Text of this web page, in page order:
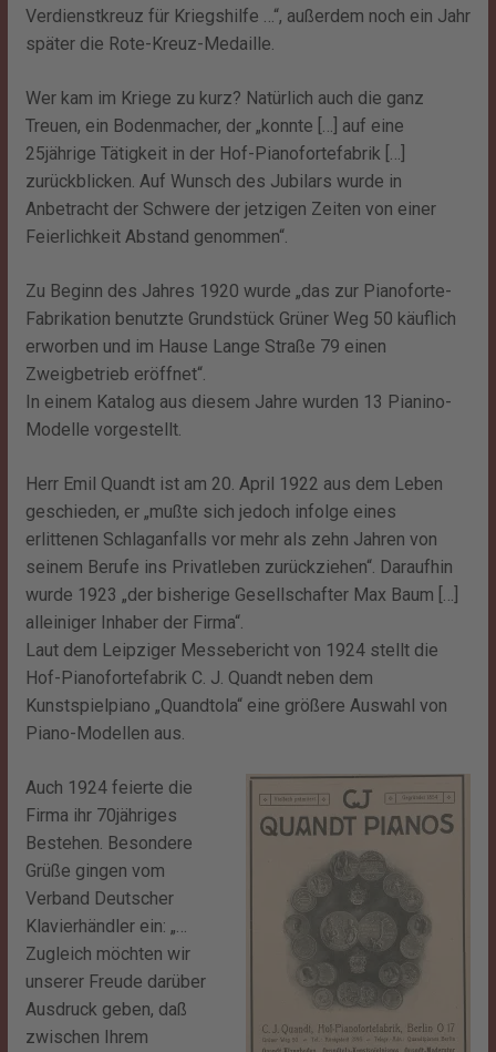
Verdienstkreuz für Kriegshilfe …“, außerdem noch ein Jahr
später die Rote-Kreuz-Medaille.
Wer kam im Kriege zu kurz? Natürlich auch die ganz
Treuen, ein Bodenmacher, der „konnte […] auf eine
25jährige Tätigkeit in der Hof-Pianofortefabrik […]
zurückblicken. Auf Wunsch des Jubilars wurde in
Anbetracht der Schwere der jetzigen Zeiten von einer
Feierlichkeit Abstand genommen“.
Zu Beginn des Jahres 1920 wurde „das zur Pianoforte-
Fabrikation benutzte Grundstück Grüner Weg 50 käuflich
erworben und im Hause Lange Straße 79 einen
Zweigbetrieb eröffnet“.
In einem Katalog aus diesem Jahre wurden 13 Pianino-
Modelle vorgestellt.
Herr Emil Quandt ist am 20. April 1922 aus dem Leben
geschieden, er „mußte sich jedoch infolge eines
erlittenen Schlaganfalls vor mehr als zehn Jahren von
seinem Berufe ins Privatleben zurückziehen“. Daraufhin
wurde 1923 „der bisherige Gesellschafter Max Baum […]
alleiniger Inhaber der Firma“.
Laut dem Leipziger Messebericht von 1924 stellt die
Hof-Pianofortefabrik C. J. Quandt neben dem
Kunstspielpiano „Quandtola“ eine größere Auswahl von
Piano-Modellen aus.
Auch 1924 feierte die
Firma ihr 70jähriges
Bestehen. Besondere
Grüße gingen vom
Verband Deutscher
Klavierhändler ein: „…
Zugleich möchten wir
unserer Freude darüber
Ausdruck geben, daß
zwischen Ihrem